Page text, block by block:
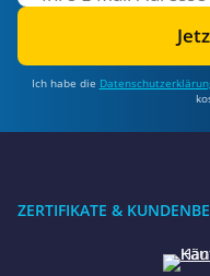
Ich habe die
ZERTIFIKATE &